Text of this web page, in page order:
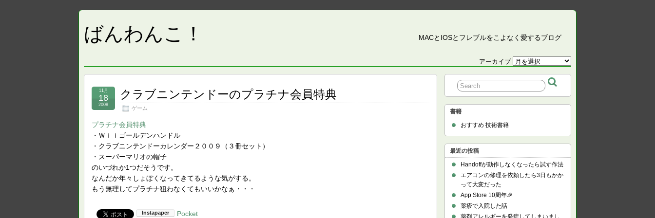
ばんわんこ！ MACとIOSとフレブルをこよなく愛するブログ
アーカイブ
カ
ブ
クラブニンテンドーのプラチナ会員特典
ゲーム
11月
18
2008
プラチナ会員特典
・Ｗｉｉゴールデンハンドル
・クラブニンテンドーカレンダー２００９（３冊セット）
・スーパーマリオの帽子
のいづれか1つだそうです。
なんだか年々しょぼくなってきてるような気がする。
もう無理してプラチナ狙わなくてもいいかなぁ・・・
Pocket
書籍
おすすめ 技術書籍
最近の投稿
Handoffが動作しなくなったら試す作法
エアコンの修理を依頼したら3日もかか
って大変だった
App Store 10周年🎉
薬疹で入院した話
薬剤アレルギーを発症してしまいまし